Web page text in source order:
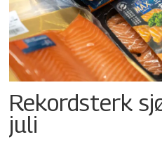
Rekordsterk
juli